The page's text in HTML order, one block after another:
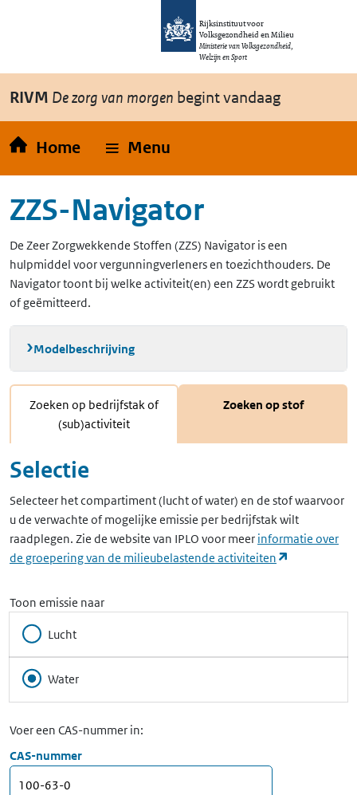
Overslaan en naar de inhoud gaan
Rijksinstituut voor
Volksgezondheid en Milieu
Ministerie van Volksgezondheid,
Welzijn en Sport
RIVM De zorg van morgen begint vandaag
Home Menu
ZZS-Navigator
De Zeer Zorgwekkende Stoffen (ZZS) Navigator is een
hulpmiddel voor vergunningverleners en toezichthouders. De
Navigator toont bij welke activiteit(en) een ZZS wordt gebruikt
of geëmitteerd.
Modelbeschrijving
Zoeken op bedrijfstak of
(sub)activiteit
Zoeken op stof
Selectie
Selecteer het compartiment (lucht of water) en de stof waarvoor
u de verwachte of mogelijke emissie per bedrijfstak wilt
raadplegen. Zie de website van IPLO voor meer informatie over
de groepering van de milieubelastende activiteiten
Toon emissie naar
Lucht
Water
Voer een CAS-nummer in:
CAS-nummer